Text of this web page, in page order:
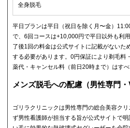
全身脱毛
平日プランは平日（祝日を除く月〜金）
で、6回コースは+10,000円で平日以外も利
了後1回の料金は公式サイトに記載がないた
する必要があります。0円保証により剃毛料
薬代・キャンセル料（前日20時まで）はすべ
メンズ脱毛への配慮（男性専門・
ゴリラクリニックは男性専門の総合美容ク
ず男性看護師が担当する旨が公式サイトで